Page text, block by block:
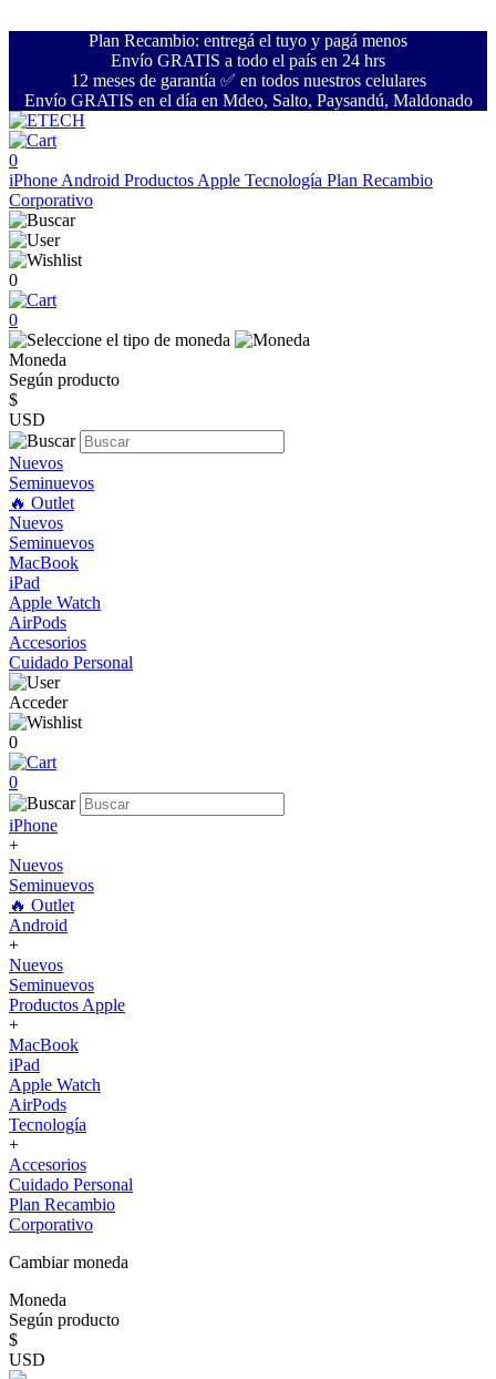
Plan Recambio: entregá el tuyo y pagá menos
Envío GRATIS a todo el país en 24 hrs
12 meses de garantía ✅ en todos nuestros celulares
Envío GRATIS en el día en Mdeo, Salto, Paysandú, Maldonado
0
iPhone Android Productos Apple Tecnología Plan Recambio
Corporativo
0
0
Moneda
Según producto
$
USD
Nuevos
Seminuevos
🔥 Outlet
Nuevos
Seminuevos
MacBook
iPad
Apple Watch
AirPods
Accesorios
Cuidado Personal
Acceder
0
0
iPhone
+
Nuevos
Seminuevos
🔥 Outlet
Android
+
Nuevos
Seminuevos
Productos Apple
+
MacBook
iPad
Apple Watch
AirPods
Tecnología
+
Accesorios
Cuidado Personal
Plan Recambio
Corporativo
Cambiar moneda
Moneda
Según producto
$
USD